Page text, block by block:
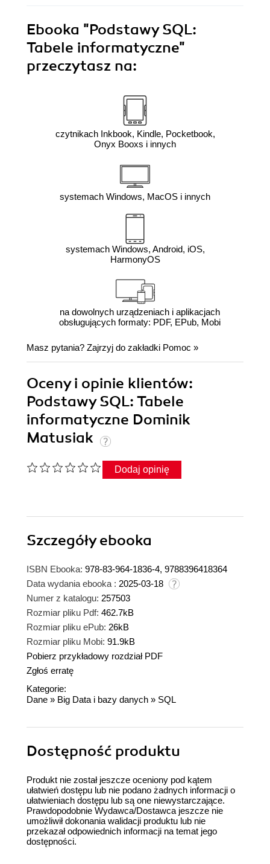
Ebooka "Podstawy SQL:
Tabele informatyczne"
przeczytasz na:
czytnikach Inkbook, Kindle, Pocketbook,
Onyx Booxs i innych
systemach Windows, MacOS i innych
systemach Windows, Android, iOS,
HarmonyOS
na dowolnych urządzeniach i aplikacjach
obsługujących formaty: PDF, EPub, Mobi
Masz pytania? Zajrzyj do zakładki Pomoc »
Oceny i opinie klientów:
Podstawy SQL: Tabele
informatyczne Dominik
Matusiak
Dodaj opinię
Szczegółyebooka
ISBN Ebooka: 978-83-964-1836-4, 9788396418364
Data wydania ebooka : 2025-03-18
Numer z katalogu: 257503
Rozmiar pliku Pdf: 462.7kB
Rozmiar pliku ePub: 26kB
Rozmiar pliku Mobi: 91.9kB
Pobierz przykładowy rozdział PDF
Zgłoś erratę
Kategorie:
Dane » Big Data i bazy danych » SQL
Dostępność produktu
Produkt nie został jeszcze oceniony pod kątem
ułatwień dostępu lub nie podano żadnych informacji o
ułatwieniach dostępu lub są one niewystarczające.
Prawdopodobnie Wydawca/Dostawca jeszcze nie
umożliwił dokonania walidacji produktu lub nie
przekazał odpowiednich informacji na temat jego
dostępności.